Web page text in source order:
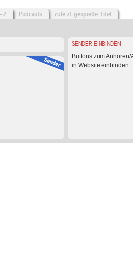
Z Podcasts zuletzt gespielte Titel
SENDER EINBINDEN
Buttons zum Anhören/
in Website einbinden